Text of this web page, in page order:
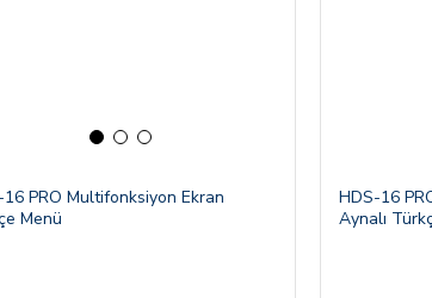
PRO Multifonksiyon Ekran
Menü
HDS-16
Aynalı